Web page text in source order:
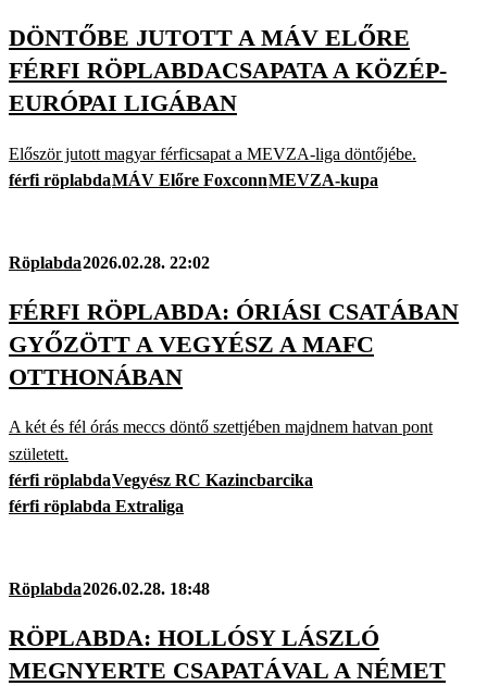
DÖNTŐBE JUTOTT A MÁV ELŐRE
FÉRFI RÖPLABDACSAPATA A KÖZÉP-
EURÓPAI LIGÁBAN
Először jutott magyar férficsapat a MEVZA-liga döntőjébe.
férfi röplabdaMÁV Előre FoxconnMEVZA-kupa
Röplabda2026.02.28. 22:02
FÉRFI RÖPLABDA: ÓRIÁSI CSATÁBAN
GYŐZÖTT A VEGYÉSZ A MAFC
OTTHONÁBAN
A két és fél órás meccs döntő szettjében majdnem hatvan pont
született.
férfi röplabdaVegyész RC Kazincbarcika
férfi röplabda Extraliga
Röplabda2026.02.28. 18:48
RÖPLABDA: HOLLÓSY LÁSZLÓ
MEGNYERTE CSAPATÁVAL A NÉMET